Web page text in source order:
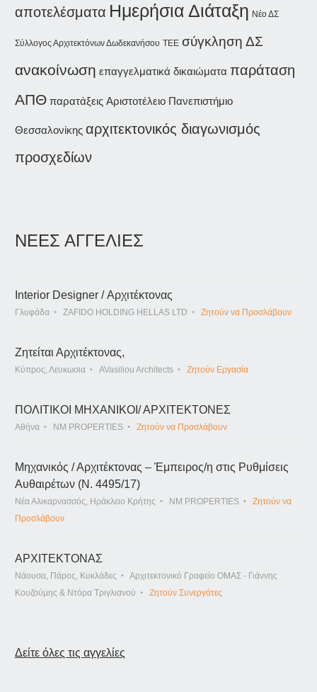
αποτελέσματα Ημερήσια Διάταξη Νέο ΔΣ
Σύλλογος Αρχιτεκτόνων Δωδεκανήσου ΤΕΕ σύγκληση ΔΣ
ανακοίνωση επαγγελματικά δικαιώματα παράταση
ΑΠΘ παρατάξεις Αριστοτέλειο Πανεπιστήμιο
Θεσσαλονίκης αρχιτεκτονικός διαγωνισμός
προσχεδίων
ΝΕΕΣ ΑΓΓΕΛΙΕΣ
Interior Designer / Αρχιτέκτονας
Γλυφάδα ZAFIDO HOLDING HELLAS LTD Ζητούν να Προσλάβουν
Ζητείται Αρχιτέκτονας,
Κύπρος, Λευκωσια AVasiliou Architects Ζητούν Εργασία
ΠΟΛΙΤΙΚΟΙ ΜΗΧΑΝΙΚΟΙ/ ΑΡΧΙΤΕΚΤΟΝΕΣ
Αθήνα NM PROPERTIES Ζητούν να Προσλάβουν
Μηχανικός / Αρχιτέκτονας – Έμπειρος/η στις Ρυθμίσεις
Αυθαιρέτων (Ν. 4495/17)
Νέα Αλικαρνασσός, Ηράκλειο Κρήτης NM PROPERTIES
Ζητούν να
Προσλάβουν
ΑΡΧΙΤΕΚΤΟΝΑΣ
Νάουσα, Πάρος, Κυκλάδες
Αρχιτεκτονικό Γραφείο ΟΜΑΣ - Γιάννης
Κουζούμης & Ντόρα Τριγλιανού
Ζητούν Συνεργάτες
Δείτε όλες τις αγγελίες